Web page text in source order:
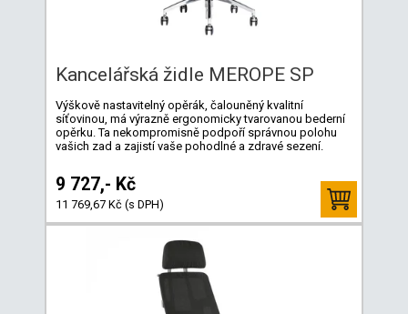
Kancelářská židle MEROPE SP
Výškově nastavitelný opěrák, čalouněný kvalitní
síťovinou, má výrazně ergonomicky tvarovanou bederní
opěrku. Ta nekompromisně podpoří správnou polohu
vašich zad a zajistí vaše pohodlné a zdravé sezení.
9 727,- Kč
11 769,67 Kč (s DPH)